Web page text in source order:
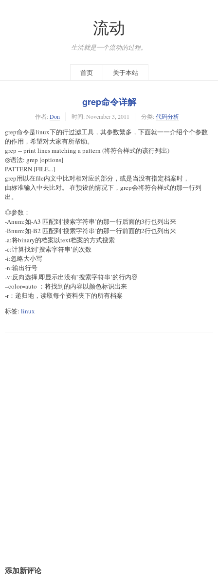
流动
生活就是一个流动的过程。
首页 关于本站
grep命令详解
作者: Don 时间: November 3, 2011 分类: 代码分析
grep命令是linux下的行过滤工具，其参数繁多，下面就一一介绍个个参数
的作用，希望对大家有所帮助。
grep -- print lines matching a pattern (将符合样式的该行列出)
◎语法: grep [options]
PATTERN [FILE...]
grep用以在file内文中比对相对应的部分，或是当没有指定档案时，
由标准输入中去比对。 在预设的情况下，grep会将符合样式的那一行列
出。
◎参数：
-Anum:如-A3 匹配到’搜索字符串’的那一行后面的3行也列出来
-Bnum:如-B2 匹配到’搜索字符串’的那一行前面的2行也列出来
-a:将binary的档案以text档案的方式搜索
-c:计算找到’搜索字符串’的次数
-i:忽略大小写
-n:输出行号
-v:反向选择,即显示出没有’搜索字符串’的行内容
–color=auto ：将找到的内容以颜色标识出来
-r：递归地，读取每个资料夹下的所有档案
标签: linux
添加新评论